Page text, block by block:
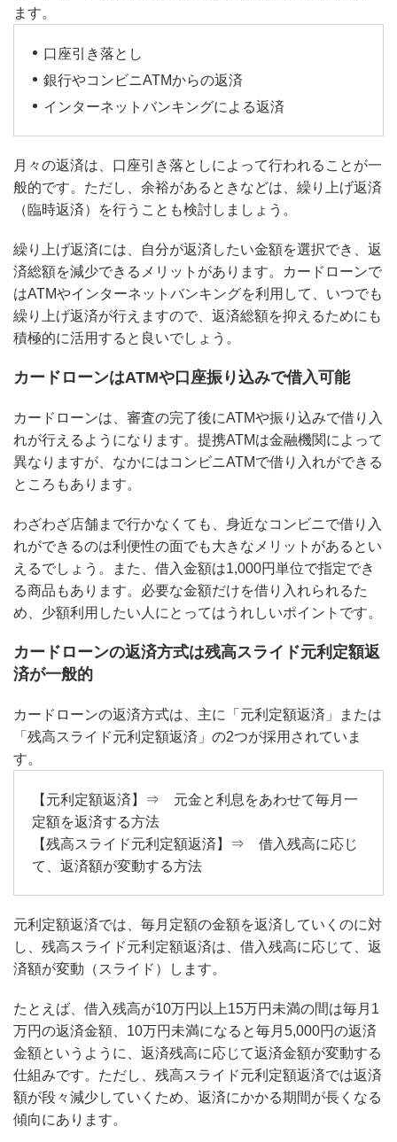
ます。
口座引き落とし
銀行やコンビニATMからの返済
インターネットバンキングによる返済
月々の返済は、口座引き落としによって行われることが一
般的です。ただし、余裕があるときなどは、繰り上げ返済
（臨時返済）を行うことも検討しましょう。
繰り上げ返済には、自分が返済したい金額を選択でき、返
済総額を減少できるメリットがあります。カードローンで
はATMやインターネットバンキングを利用して、いつでも
繰り上げ返済が行えますので、返済総額を抑えるためにも
積極的に活用すると良いでしょう。
カードローンはATMや口座振り込みで借入可能
カードローンは、審査の完了後にATMや振り込みで借り入
れが行えるようになります。提携ATMは金融機関によって
異なりますが、なかにはコンビニATMで借り入れができる
ところもあります。
わざわざ店舗まで行かなくても、身近なコンビニで借り入
れができるのは利便性の面でも大きなメリットがあるとい
えるでしょう。また、借入金額は1,000円単位で指定でき
る商品もあります。必要な金額だけを借り入れられるた
め、少額利用したい人にとってはうれしいポイントです。
カードローンの返済方式は残高スライド元利定額返
済が一般的
カードローンの返済方式は、主に「元利定額返済」または
「残高スライド元利定額返済」の2つが採用されていま
す。
【元利定額返済】⇒ 元金と利息をあわせて毎月一
定額を返済する方法
【残高スライド元利定額返済】⇒ 借入残高に応じ
て、返済額が変動する方法
元利定額返済では、毎月定額の金額を返済していくのに対
し、残高スライド元利定額返済は、借入残高に応じて、返
済額が変動（スライド）します。
たとえば、借入残高が10万円以上15万円未満の間は毎月1
万円の返済金額、10万円未満になると毎月5,000円の返済
金額というように、返済残高に応じて返済金額が変動する
仕組みです。ただし、残高スライド元利定額返済では返済
額が段々減少していくため、返済にかかる期間が長くなる
傾向にあります。